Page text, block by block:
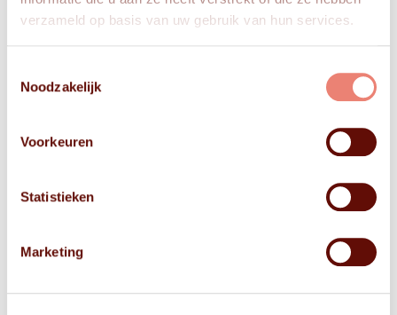
verzameld op basis van uw gebruik van hun services.
Noodzakelijk
Voorkeuren
Statistieken
Marketing